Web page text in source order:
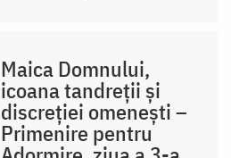
Maica Domnului,
icoana tandreții și
discreției omenești –
Primenire pentru